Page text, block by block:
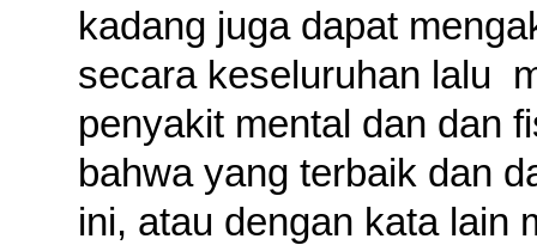
kadang juga dapat
secara keseluruhan lalu
penyakit mental dan dan
bahwa yang terbaik dan
ini, atau dengan kata lain